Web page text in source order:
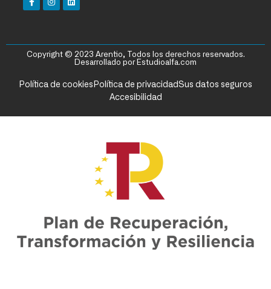
Copyright © 2023 Arentio, Todos los derechos reservados.
Desarrollado por Estudioalfa.com
Política de cookies Política de privacidad Sus datos seguros
Accesibilidad